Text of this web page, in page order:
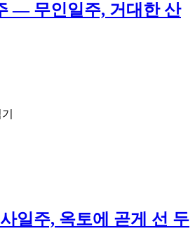
— 무인일주, 거대한 산
일주, 옥토에 곧게 선 두